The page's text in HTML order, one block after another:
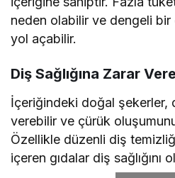
neden olabilir ve dengeli bir
yol açabilir.
Diş Sağlığına Zarar
İçeriğindeki doğal şekerler,
verebilir ve çürük
Özellikle düzenli diş
içeren gıdalar diş sağlığını